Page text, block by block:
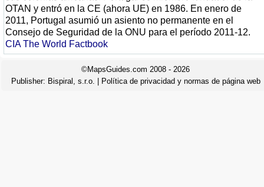
OTAN y entró en la CE (ahora UE) en 1986. En enero de
2011, Portugal asumió un asiento no permanente en el
Consejo de Seguridad de la ONU para el período 2011-12.
CIA The World Factbook
©MapsGuides.com 2008 - 2026
Publisher: Bispiral, s.r.o. Política de privacidad y normas de página web